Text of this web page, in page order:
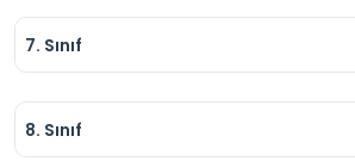
7. Sınıf
8. Sınıf